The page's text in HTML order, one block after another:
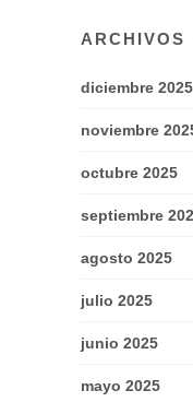
ARCHIVOS
diciembre 2025
noviembre
octubre 2025
septiembre
agosto 2025
julio 2025
junio 2025
mayo 2025